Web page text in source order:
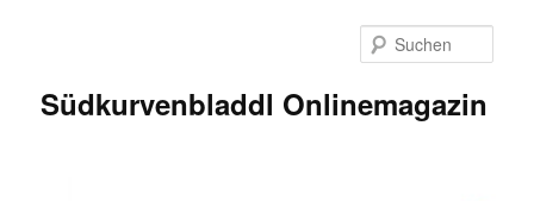
Südkurvenbladdl Onlinemagazin